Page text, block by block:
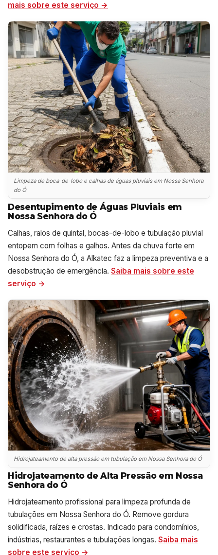
mais sobre este serviço →
Limpeza de boca-de-lobo e calhas de águas pluviais em Nossa Senhora
do Ó
Desentupimento de Águas Pluviais em
Nossa Senhora do Ó
Calhas, ralos de quintal, bocas-de-lobo e tubulação pluvial
entopem com folhas e galhos. Antes da chuva forte em
Nossa Senhora do Ó, a Alkatec faz a limpeza preventiva e a
desobstrução de emergência. Saiba mais sobre este
serviço →
Hidrojateamento de alta pressão em tubulação em Nossa Senhora do Ó
Hidrojateamento de Alta Pressão em Nossa
Senhora do Ó
Hidrojateamento profissional para limpeza profunda de
tubulações em Nossa Senhora do Ó. Remove gordura
solidificada, raízes e crostas. Indicado para condomínios,
indústrias, restaurantes e tubulações longas. Saiba mais
sobre este serviço →